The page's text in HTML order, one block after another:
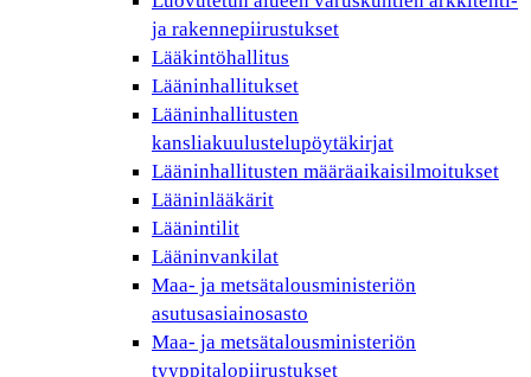
ja rakennepiirustukset
Lääkintöhallitus
Lääninhallitukset
Lääninhallitusten
kansliakuulustelupöytäkirjat
Lääninhallitusten määräaikaisilmoitukset
Lääninlääkärit
Läänintilit
Lääninvankilat
Maa- ja metsätalousministeriön
asutusasiainosasto
Maa- ja metsätalousministeriön
tyyppitalopiirustukset